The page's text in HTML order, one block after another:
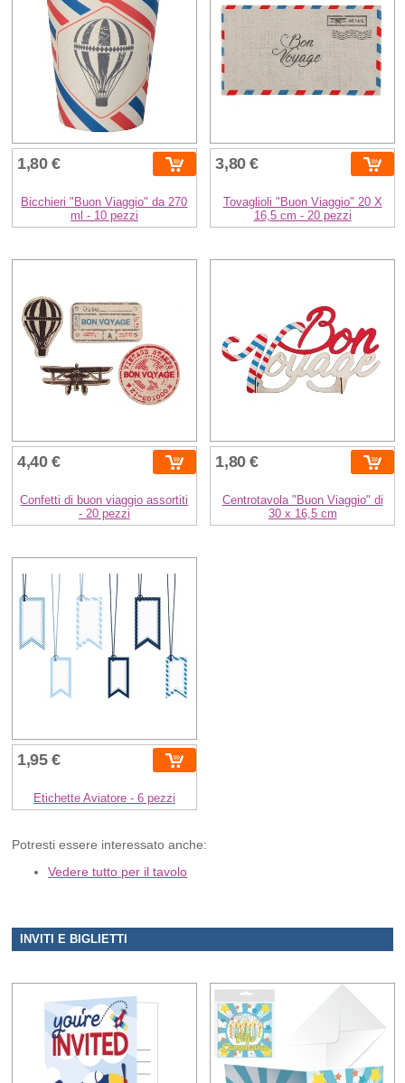
1,80 €
Bicchieri "Buon Viaggio" da 270
ml - 10 pezzi
3,80 €
Tovaglioli "Buon Viaggio" 20 X
16,5 cm - 20 pezzi
4,40 €
Confetti di buon viaggio assortiti
- 20 pezzi
1,80 €
Centrotavola "Buon Viaggio" di
30 x 16,5 cm
1,95 €
Etichette Aviatore - 6 pezzi
Potresti essere interessato anche:
Vedere tutto per il tavolo
INVITI E BIGLIETTI